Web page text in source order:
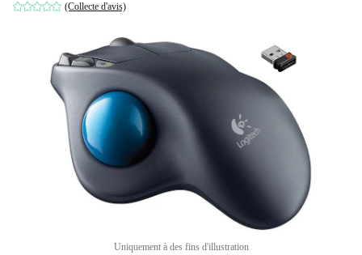
(Collecte d'avis)
Uniquement à des fins d'illustration